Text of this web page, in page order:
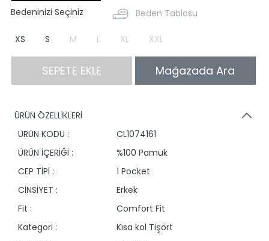
Bedeninizi Seçiniz Beden Tablosu
XS S M L XL XXL
SEPETE EKLE Mağazada Ara
ÜRÜN ÖZELLİKLERİ
ÜRÜN KODU :
CL1074161
ÜRÜN İÇERİĞİ :
%100 Pamuk
CEP TİPİ :
1 Pocket
CİNSİYET :
Erkek
Fit :
Comfort Fit
Kategori :
Kısa kol Tişört